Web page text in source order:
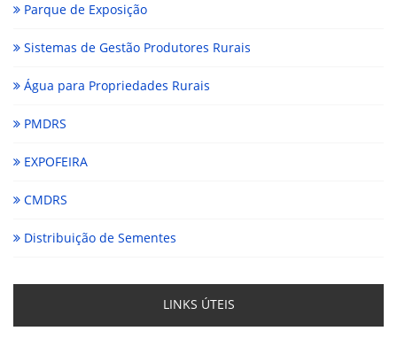
Parque de Exposição
Sistemas de Gestão Produtores Rurais
Água para Propriedades Rurais
PMDRS
EXPOFEIRA
CMDRS
Distribuição de Sementes
LINKS ÚTEIS